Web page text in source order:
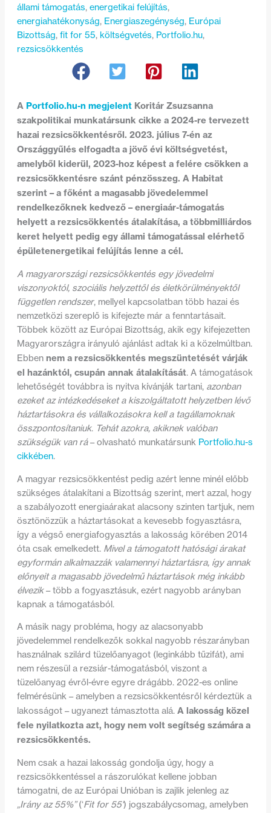
állami támogatás, energetikai felújítás ,
energiahatékonyság, Energiaszegénység, Európai
Bizottság, fit for 55, költségvetés, Portfolio.hu,
rezsicsökkentés
A Portfolio.hu-n megjelentKoritár Zsuzsanna
szakpolitikai munkatársunk cikke a 2024-re tervezett
hazai rezsicsökkentésről. 2023. július 7-én az
Országgyűlés elfogadta a jövő évi költségvetést,
amelyből kiderül, 2023-hoz képest a felére csökken a
rezsicsökkentésre szánt pénzösszeg. A Habitat
szerint – a főként a magasabb jövedelemmel
rendelkezőknek kedvező – energiaár-támogatás
helyett a rezsicsökkentés átalakítása, a többmilliárdos
keret helyett pedig egy állami támogatással elérhető
épületenergetikai felújítás lenne a cél.
A magyarországi rezsicsökkentés egy jövedelmi
viszonyoktól, szociális helyzettől és életkörülményektől
független rendszer, mellyel kapcsolatban több hazai és
nemzetközi szereplő is kifejezte már a fenntartásait.
Többek között az Európai Bizottság, akik egy kifejezetten
Magyarországra irányuló ajánlást adtak ki a közelmúltban.
Ebben nem a rezsicsökkentés megszüntetését várják
el hazánktól, csupán annak átalakítását. A támogatások
lehetőségét továbbra is nyitva kívánják tartani, azonban
ezeket az intézkedéseket a kiszolgáltatott helyzetben lévő
háztartásokra és vállalkozásokra kell a tagállamoknak
összpontosítaniuk. Tehát azokra, akiknek valóban
szükségük van rá– olvasható munkatársunk Portfolio.hu-s
cikkében.
A magyar rezsicsökkentést pedig azért lenne minél előbb
szükséges átalakítani a Bizottság szerint, mert azzal, hogy
a szabályozott energiaárakat alacsony szinten tartjuk, nem
ösztönözzük a háztartásokat a kevesebb fogyasztásra,
így a végső energiafogyasztás a lakosság körében 2014
óta csak emelkedett. Mivel a támogatott hatósági árakat
egyformán alkalmazzák valamennyi háztartásra, így annak
előnyeit a magasabb jövedelmű háztartások még inkább
élvezik– több a fogyasztásuk, ezért nagyobb arányban
kapnak a támogatásból.
A másik nagy probléma, hogy az alacsonyabb
jövedelemmel rendelkezők sokkal nagyobb részarányban
használnak szilárd tüzelőanyagot (leginkább tűzifát), ami
nem részesül a rezsiár-támogatásból, viszont a
tüzelőanyag évről-évre egyre drágább. 2022-es online
felmérésünk – amelyben a rezsicsökkentésről kérdeztük a
lakosságot – ugyanezt támasztotta alá. A lakosság közel
fele nyilatkozta azt, hogy nem volt segítség számára a
rezsicsökkentés.
Nem csak a hazai lakosság gondolja úgy, hogy a
rezsicsökkentéssel a rászorulókat kellene jobban
támogatni, de az Európai Unióban is zajlik jelenleg az
„Irány az 55%”(‘Fit for 55′) jogszabálycsomag, amelyben